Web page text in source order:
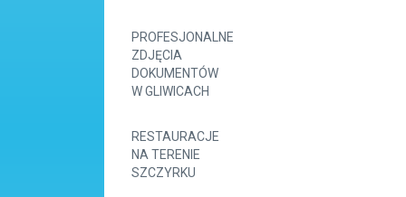
PROFESJONALNE
ZDJĘCIA
DOKUMENTÓW
W GLIWICACH
RESTAURACJE
NA TERENIE
SZCZYRKU